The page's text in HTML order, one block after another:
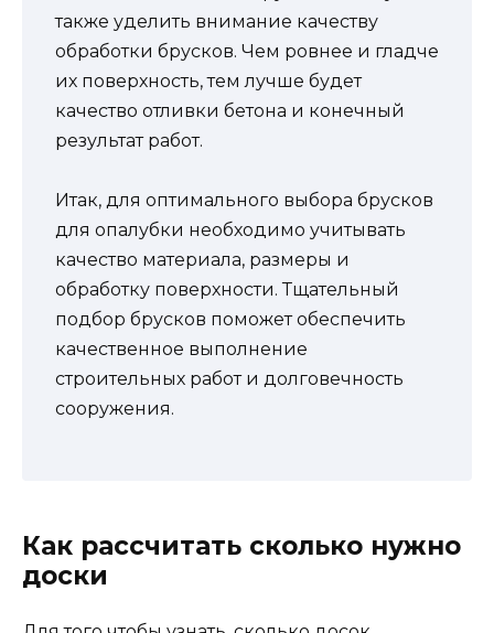
также уделить внимание качеству
обработки брусков. Чем ровнее и гладче
их поверхность, тем лучше будет
качество отливки бетона и конечный
результат работ.
Итак, для оптимального выбора брусков
для опалубки необходимо учитывать
качество материала, размеры и
обработку поверхности. Тщательный
подбор брусков поможет обеспечить
качественное выполнение
строительных работ и долговечность
сооружения.
Как рассчитать сколько нужно
доски